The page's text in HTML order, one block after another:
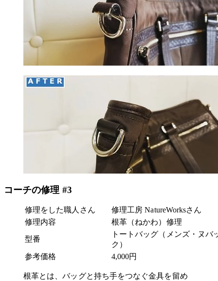
コーチの修理 #3
修理をした職人さん
修理工房 NatureWorksさん
修理内容
根革（ねかわ）修理
型番
トートバッグ（メンズ・ヌバ
ク）
参考価格
4,000円
根革とは、バッグと持ち手をつなぐ金具を留め